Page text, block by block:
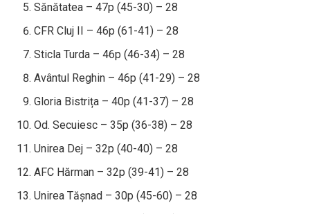
Sănătatea – 47p (45-30) – 28
CFR Cluj II – 46p (61-41) – 28
Sticla Turda – 46p (46-34) – 28
Avântul Reghin – 46p (41-29) – 28
Gloria Bistrița – 40p (41-37) – 28
Od. Secuiesc – 35p (36-38) – 28
Unirea Dej – 32p (40-40) – 28
AFC Hărman – 32p (39-41) – 28
Unirea Tășnad – 30p (45-60) – 28